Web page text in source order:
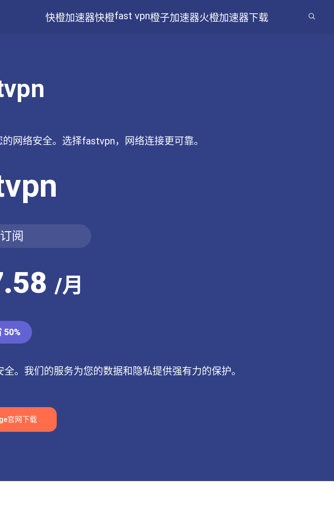
快橙加速器快橙fast vpn橙子加速器火橙加速器下载
网络安全。选择fastvpn，网络连接更可靠。
阅
/月
50%
。我们的服务为您的数据和隐私提供强有力的保护。
官网下载